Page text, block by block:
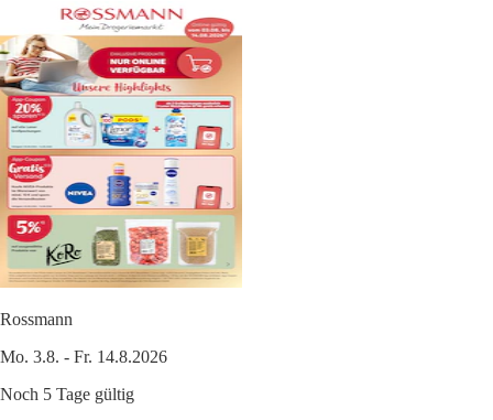
Rossmann
Mo. 3.8. - Fr. 14.8.2026
Noch 5 Tage gültig